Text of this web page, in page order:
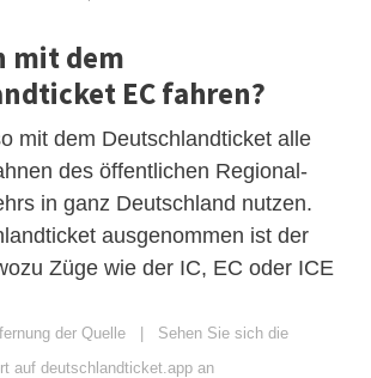
mit dem
EC fahren?
mit dem Deutschlandticket alle
des öffentlichen Regional-
in ganz Deutschland nutzen.
ausgenommen ist der
Züge wie der IC, EC oder ICE
der Quelle | Sehen Sie sich die
auf deutschlandticket.app an